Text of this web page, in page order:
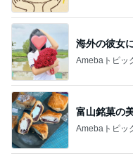
海外の彼女
Amebaトピッ
富山銘菓の
Amebaトピッ